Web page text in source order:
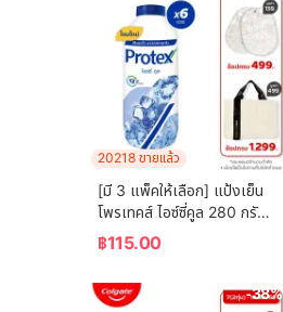
20218 ขายแล้ว
[มี 3 แพ็คให้เลือก] แป้งเย็น
โพรเทคส์ ไอซ์ซี่คูล 280 กรัม
Protex Talcum Powder
Icy Cool 280g
฿115.00
-38%